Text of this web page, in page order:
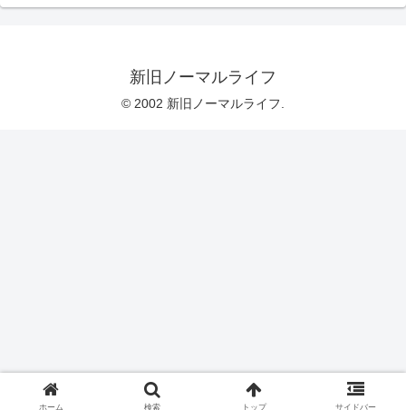
新旧ノーマルライフ
© 2002 新旧ノーマルライフ.
ホーム 検索 トップ サイドバー